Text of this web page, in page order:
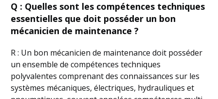
Q : Quelles sont les compétences techniques
essentielles que doit posséder un bon
mécanicien de maintenance ?
R : Un bon mécanicien de maintenance doit posséder
un ensemble de compétences techniques
polyvalentes comprenant des connaissances sur les
systèmes mécaniques, électriques, hydrauliques et